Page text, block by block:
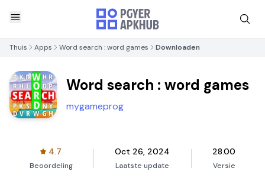
Thuis Apps Word search : word games Downloaden
Word search : word games
mygameprog
4.7
Beoordeling
Oct 26, 2024
Laatste update
28.00
Versie